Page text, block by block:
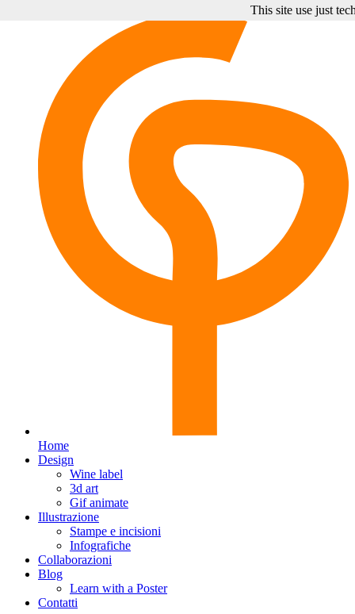
Home
Design
Wine label
3d art
Gif animate
Illustrazione
Stampe e incisioni
Infografiche
Collaborazioni
Blog
Learn with a Poster
Contatti
This site use just